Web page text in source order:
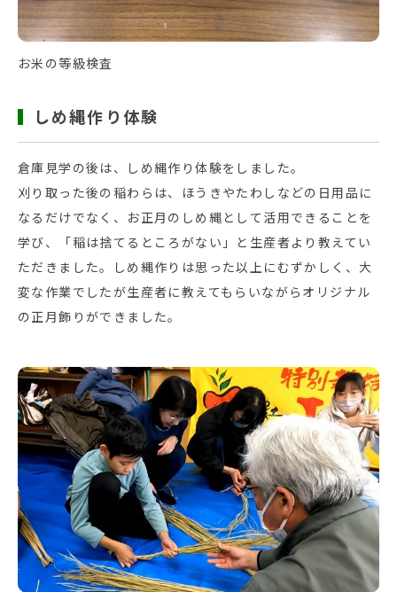
お米の等級検査
しめ縄作り体験
倉庫見学の後は、しめ縄作り体験をしました。
刈り取った後の稲わらは、ほうきやたわしなどの日用品に
なるだけでなく、お正月のしめ縄として活用できることを
学び、「稲は捨てるところがない」と生産者より教えてい
ただきました。しめ縄作りは思った以上にむずかしく、大
変な作業でしたが生産者に教えてもらいながらオリジナル
の正月飾りができました。